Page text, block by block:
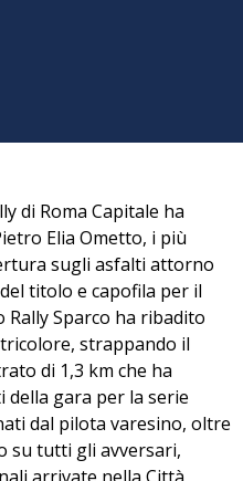
di Roma Capitale ha
Elia Ometto, i più
sugli asfalti attorno
titolo e capofila per il
Sparco ha ribadito
strappando il
di 1,3 km che ha
gara per la serie
dal pilota varesino, oltre
su tutti gli avversari,